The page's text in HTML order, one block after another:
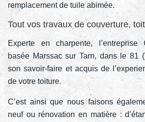
remplacement de tuile abimée.
Tout vos travaux de couverture,
Experte en charpente, l’entreprise
basée Marssac sur Tarn, dans le 81
son savoir-faire et acquis de
de votre toiture.
C’est ainsi que nous faisons
neuf ou rénovation en matière :